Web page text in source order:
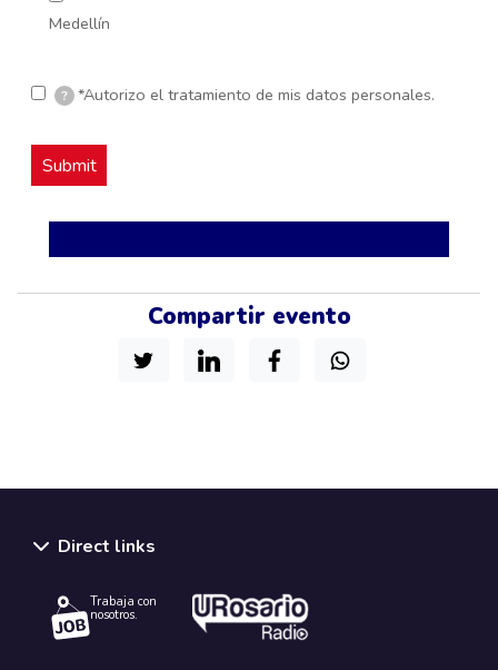
Medellín
? *Autorizo el tratamiento de mis datos personales.
Compartir evento
Direct links
Trabaja con
nosotros.